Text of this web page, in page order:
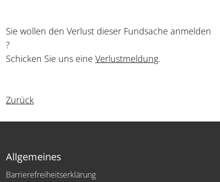
Sie wollen den Verlust dieser Fundsache anmelden
?
Schicken Sie uns eine Verlustmeldung.
Zurück
Allgemeines
Barrierefreiheitserklärung